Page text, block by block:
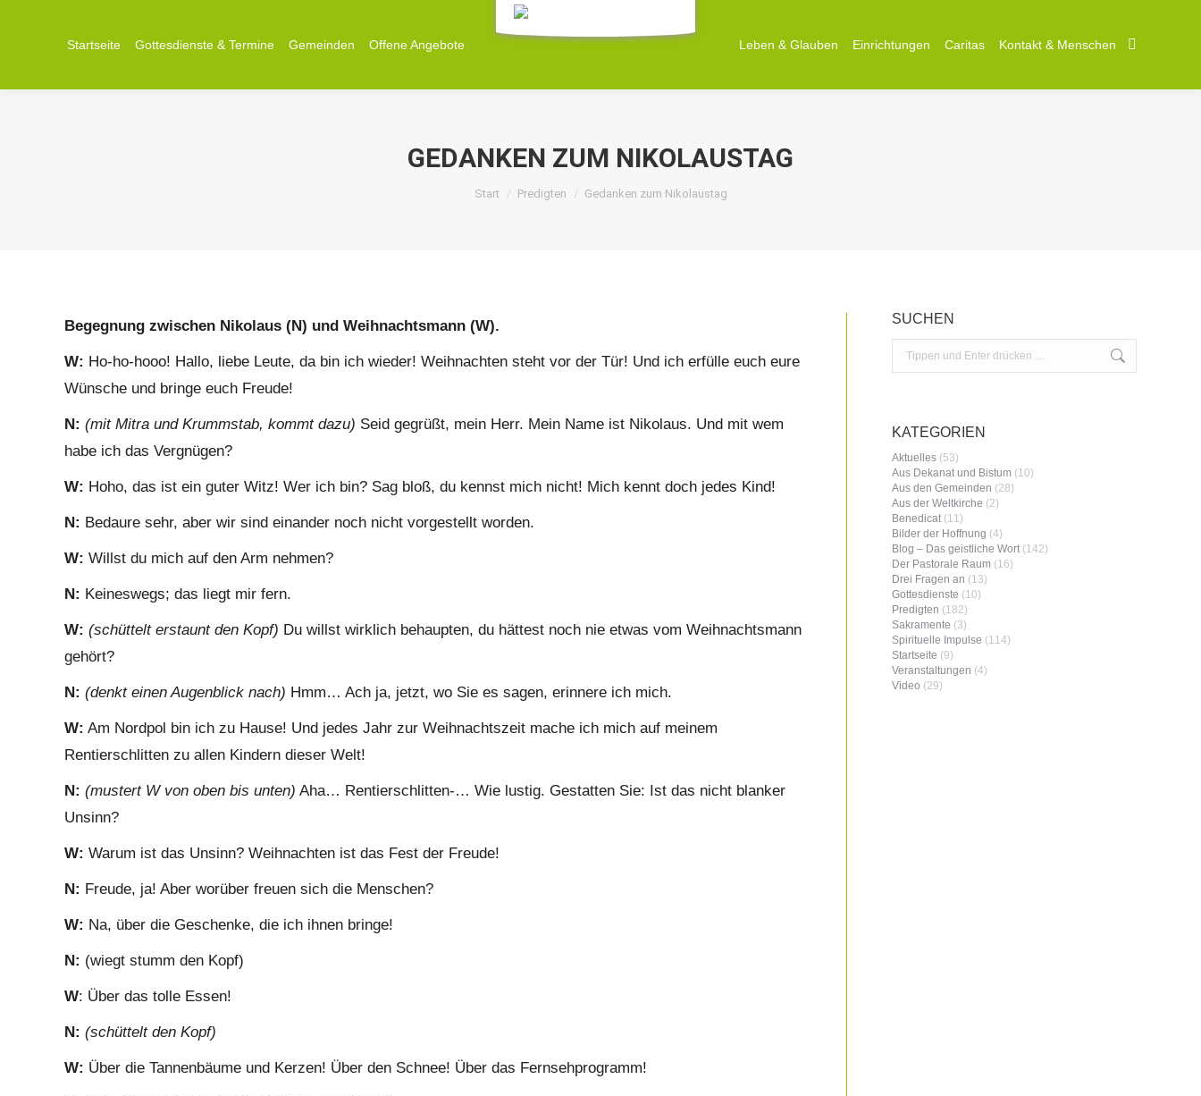
Startseite Gottesdienste & Termine Gemeinden Offene Angebote Leben & Glauben Einrichtungen Caritas Kontakt & Menschen Search:
GEDANKEN ZUM NIKOLAUSTAG
Sie befinden sich hier:
Start Predigten Gedanken zum Nikolaustag
Begegnung zwischen Nikolaus (N) und Weihnachtsmann (W).
W: Ho-ho-hooo! Hallo, liebe Leute, da bin ich wieder! Weihnachten steht vor der Tür! Und ich erfülle euch eure
Wünsche und bringe euch Freude!
N: (mit Mitra und Krummstab, kommt dazu) Seid gegrüßt, mein Herr. Mein Name ist Nikolaus. Und mit wem
habe ich das Vergnügen?
W: Hoho, das ist ein guter Witz! Wer ich bin? Sag bloß, du kennst mich nicht! Mich kennt doch jedes Kind!
N: Bedaure sehr, aber wir sind einander noch nicht vorgestellt worden.
W: Willst du mich auf den Arm nehmen?
N: Keineswegs; das liegt mir fern.
W: (schüttelt erstaunt den Kopf) Du willst wirklich behaupten, du hättest noch nie etwas vom Weihnachtsmann
gehört?
N: (denkt einen Augenblick nach) Hmm… Ach ja, jetzt, wo Sie es sagen, erinnere ich mich.
W: Am Nordpol bin ich zu Hause! Und jedes Jahr zur Weihnachtszeit mache ich mich auf meinem
Rentierschlitten zu allen Kindern dieser Welt!
N: (mustert W von oben bis unten) Aha… Rentierschlitten-… Wie lustig. Gestatten Sie: Ist das nicht blanker
Unsinn?
W: Warum ist das Unsinn? Weihnachten ist das Fest der Freude!
N: Freude, ja! Aber worüber freuen sich die Menschen?
W: Na, über die Geschenke, die ich ihnen bringe!
N: (wiegt stumm den Kopf)
W: Über das tolle Essen!
N: (schüttelt den Kopf)
W: Über die Tannenbäume und Kerzen! Über den Schnee! Über das Fernsehprogramm!
SUCHEN
KATEGORIEN
Aktuelles (53)
Aus Dekanat und Bistum (10)
Aus den Gemeinden (28)
Aus der Weltkirche (2)
Benedicat(11)
Bilder der Hoffnung (4)
Blog – Das geistliche Wort(142)
Der Pastorale Raum (16)
Drei Fragen an (13)
Gottesdienste (10)
Predigten (182)
Sakramente (3)
Spirituelle Impulse (114)
Startseite (9)
Veranstaltungen (4)
Video (29)
Startseite Gottesdienste & Termine Gemeinden Offene Angebote Leben & Glauben Einrichtungen Caritas Kontakt & Menschen Search: